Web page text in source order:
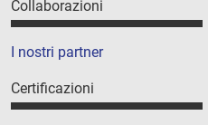
Collaborazioni
I nostri partner
Certificazioni